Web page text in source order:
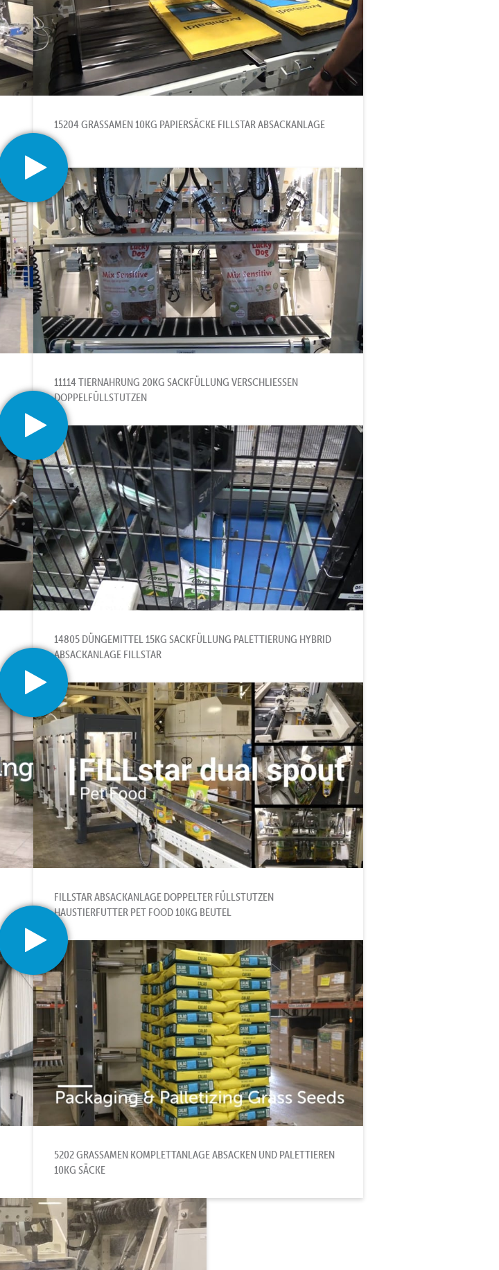
15204 GRASSAMEN 10KG PAPIERSÄCKE FILLSTAR ABSACKANLAGE
11114 TIERNAHRUNG 20KG SACKFÜLLUNG VERSCHLIESSEN D
OPPELFÜLLSTUTZEN
14805 DÜNGEMITTEL 15KG SACKFÜLLUNG PALETTIERUNG HYBRID
ABSACKANLAGE FILLSTAR
FILLSTAR ABSACKANLAGE DOPPELTER FÜLLSTUTZEN
HAUSTIERFUTTER PET FOOD 10KG BEUTEL
5202 GRASSAMEN KOMPLETTANLAGE ABSACKEN UND PALETTIEREN
10KG SÄCKE